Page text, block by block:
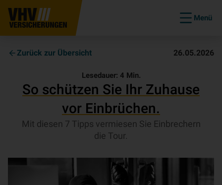
Menü
Zurück zur Übersicht 26.05.2026
Lesedauer: 4 Min.
So schützen Sie Ihr Zuhause
vor Einbrüchen.
Mit diesen 7 Tipps vermiesen Sie Einbrechern
die Tour.